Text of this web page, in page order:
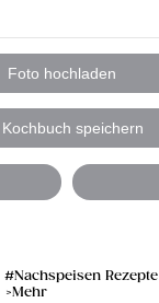
Foto hochladen
speichern
Nachspeisen Rezepte
Mehr